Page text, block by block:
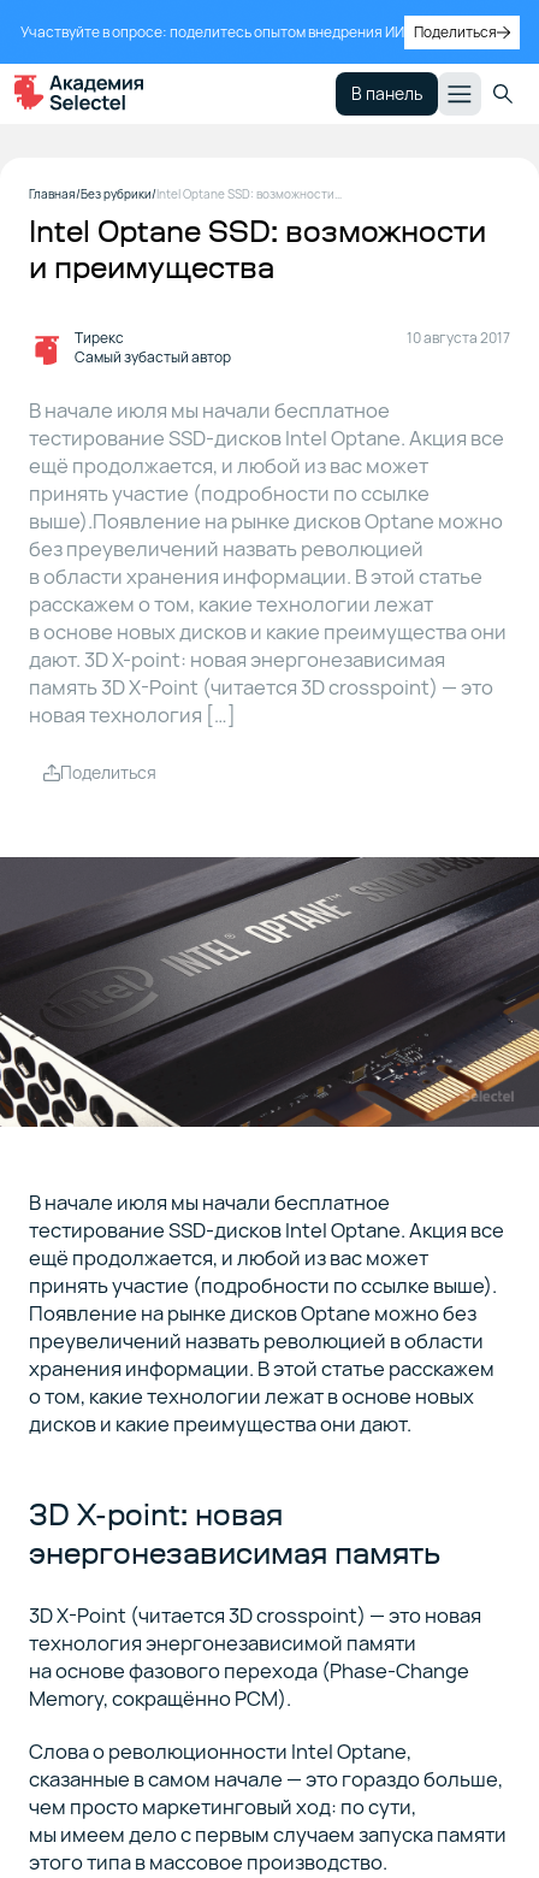
Участвуйте в опросе: поделитесь опытом внедрения ИИ Поделиться
В панель
Главная Без рубрики Intel Optane SSD: возможности и преимущества
Intel Optane SSD: возможности
и преимущества
Тирекс
Самый зубастый автор
10 августа 2017
Поделиться
В начале июля мы начали бесплатное
тестирование SSD-дисков Intel Optane. Акция все
ещё продолжается, и любой из вас может
принять участие (подробности по ссылке
выше).Появление на рынке дисков Optane можно
без преувеличений назвать революцией
в области хранения информации. В этой статье
расскажем о том, какие технологии лежат
в основе новых дисков и какие преимущества они
дают. 3D X-point: новая энергонезависимая
память 3D X-Point (читается 3D crosspoint) — это
новая технология […]
В начале июля мы начали бесплатное
тестирование SSD-дисков Intel Optane. Акция все
ещё продолжается, и любой из вас может
принять участие (подробности по ссылке выше).
Появление на рынке дисков Optane можно без
преувеличений назвать революцией в области
хранения информации. В этой статье расскажем
о том, какие технологии лежат в основе новых
дисков и какие преимущества они дают.
3D X-point: новая
энергонезависимая память
3D X-Point (читается 3D crosspoint) — это новая
технология энергонезависимой памяти
на основе фазового перехода (Phase-Change
Memory, сокращённо PCM).
Слова о революционности Intel Optane,
сказанные в самом начале — это гораздо больше,
чем просто маркетинговый ход: по сути,
мы имеем дело с первым случаем запуска памяти
этого типа в массовое производство.